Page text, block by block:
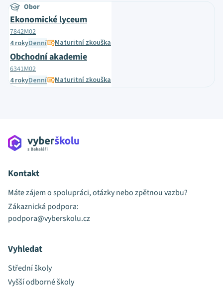
Obor
Ekonomické lyceum
7842M02
4 rokyDenní Maturitní zkouška
Obchodní akademie
6341M02
4 rokyDenní Maturitní zkouška
Kontakt
Máte zájem o spolupráci, otázky nebo zpětnou vazbu?
Zákaznická podpora:
podpora@vyberskolu.cz
Vyhledat
Střední školy
Vyšší odborné školy